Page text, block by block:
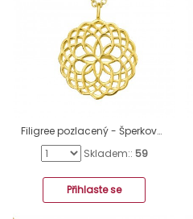
Filigree pozlacený - Šperkovní Stříbro 925 Náhrdelníky Bez Kamenů A4S46222
Skladem:: 59
Přihlaste se